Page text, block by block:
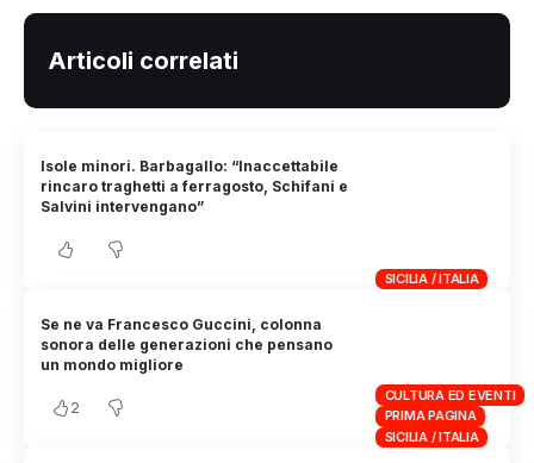
Articoli correlati
SICILIA / ITALIA
Isole minori. Barbagallo: “Inaccettabile
rincaro traghetti a ferragosto, Schifani e
Salvini intervengano”
CULTURA ED EVENTI
PRIMA PAGINA
SICILIA / ITALIA
Se ne va Francesco Guccini, colonna
sonora delle generazioni che pensano
un mondo migliore
2